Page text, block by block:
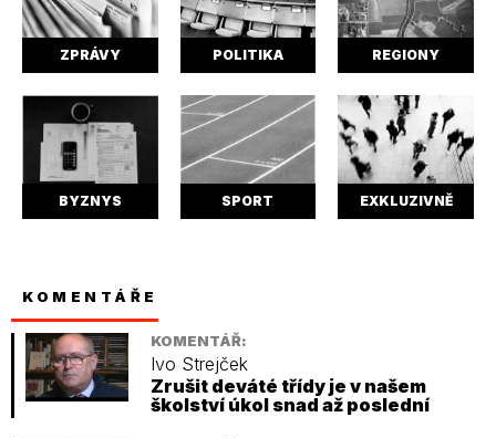
ZPRÁVY POLITIKA REGIONY
BYZNYS SPORT EXKLUZIVNĚ
KOMENTÁŘE
KOMENTÁŘ:
Ivo Strejček
Zrušit deváté třídy je v našem
školství úkol snad až poslední